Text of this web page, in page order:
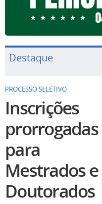
Destaque
PROCESSO SELETIVO
Inscrições
prorrogadas
para
Mestrados e
Doutorados